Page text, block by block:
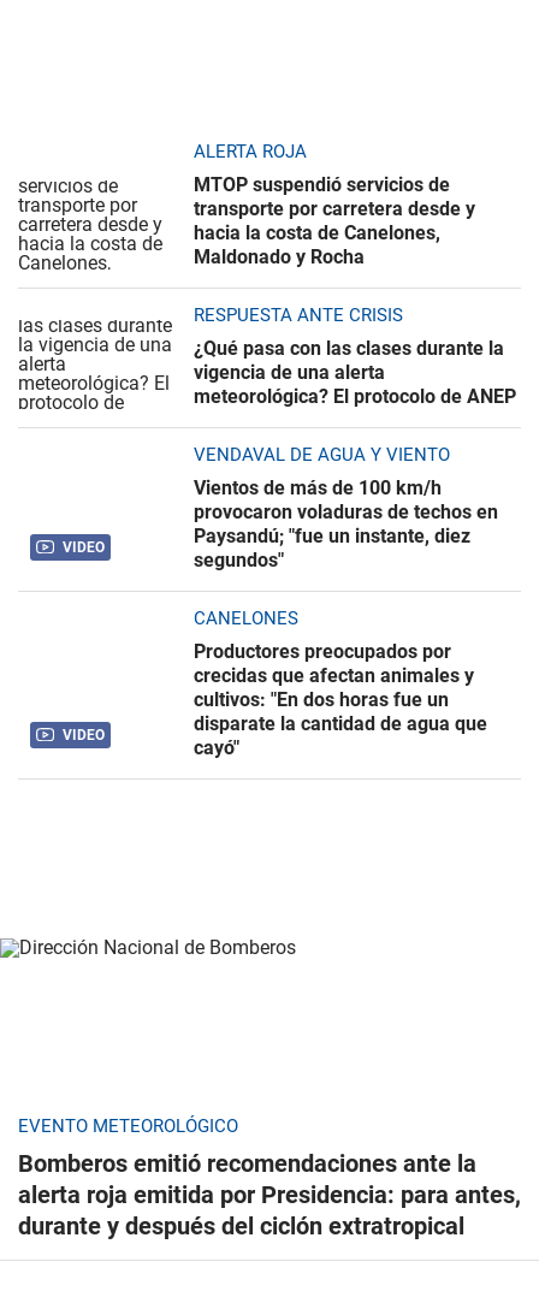
ALERTA ROJA
MTOP suspendió servicios de
transporte por carretera desde y
hacia la costa de Canelones,
Maldonado y Rocha
RESPUESTA ANTE CRISIS
¿Qué pasa con las clases durante la
vigencia de una alerta
meteorológica? El protocolo de ANEP
VIDEO
VENDAVAL DE AGUA Y VIENTO
Vientos de más de 100 km/h
provocaron voladuras de techos en
Paysandú; "fue un instante, diez
segundos"
VIDEO
CANELONES
Productores preocupados por
crecidas que afectan animales y
cultivos: "En dos horas fue un
disparate la cantidad de agua que
cayó"
EVENTO METEOROLÓGICO
Bomberos emitió recomendaciones ante la
alerta roja emitida por Presidencia: para antes,
durante y después del ciclón extratropical